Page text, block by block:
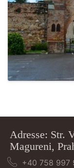
Adresse: Str.
Magureni,
+40 758 997